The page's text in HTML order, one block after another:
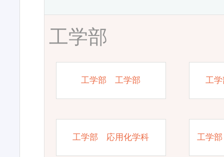
工学部
工学部 工学部 工
工学部 応用化学科 工学